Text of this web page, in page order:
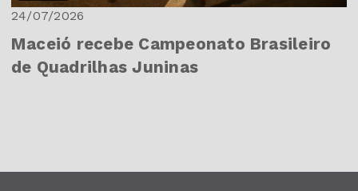
24/07/2026
Maceió recebe Campeonato Brasileiro
de Quadrilhas Juninas